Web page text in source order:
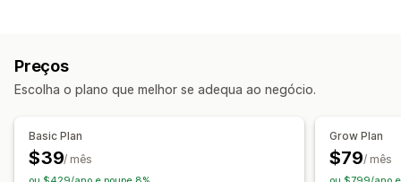
Com base no cliente
Com base na distância Com base no produto
Código postal
Várias zonas
Várias origens
Preços
Escolha o plano que melhor se adequa ao negócio.
Basic Plan
$39/ mês
Grow Plan
$79/ mês